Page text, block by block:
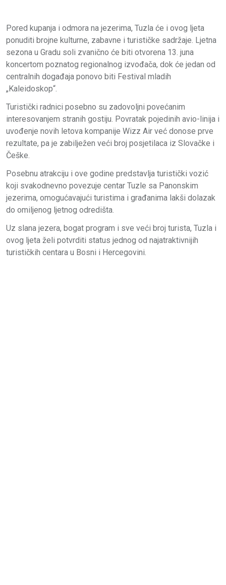
Pored kupanja i odmora na jezerima, Tuzla će i ovog ljeta
ponuditi brojne kulturne, zabavne i turističke sadržaje. Ljetna
sezona u Gradu soli zvanično će biti otvorena 13. juna
koncertom poznatog regionalnog izvođača, dok će jedan od
centralnih događaja ponovo biti Festival mladih
„Kaleidoskop“.
Turistički radnici posebno su zadovoljni povećanim
interesovanjem stranih gostiju. Povratak pojedinih avio-linija i
uvođenje novih letova kompanije Wizz Air već donose prve
rezultate, pa je zabilježen veći broj posjetilaca iz Slovačke i
Češke.
Posebnu atrakciju i ove godine predstavlja turistički vozić
koji svakodnevno povezuje centar Tuzle sa Panonskim
jezerima, omogućavajući turistima i građanima lakši dolazak
do omiljenog ljetnog odredišta.
Uz slana jezera, bogat program i sve veći broj turista, Tuzla i
ovog ljeta želi potvrditi status jednog od najatraktivnijih
turističkih centara u Bosni i Hercegovini.